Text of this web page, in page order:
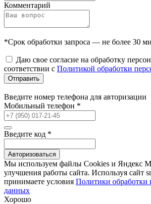
Комментарий
*Срок обработки запроса — не более 30
Даю свое согласие на обработку
соответствии с Политикой обработки
Отправить
Введите номер телефона для авторизации
Мобильный телефон *
Введите код *
Авторизоваться
Мы используем файлы Сookies и Яндекс
улучшения работы сайта. Используя сайт
принимаете условия Политики обработки
данных
Хорошо